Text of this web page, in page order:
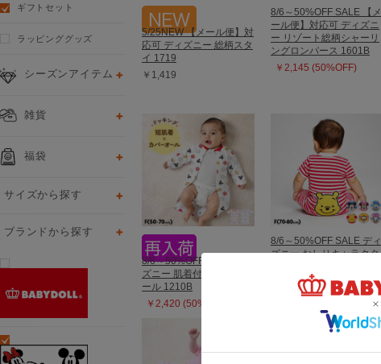
5/25NEW 【メール便】対
応可 ディズニー 総柄スタ
イ 1719
￥1,419
8/6～50%OFF SALE 【メ
ール便】対応可 ディズニ
ー リゾート総柄シャーリ
ングロンパース 1601B
￥2,145 (50%OFF)
8/6～50%OFF SALE ディ
ズニー 肌着付き2WAYオ
ール 1210B
￥2,420 (50%OFF)
8/6～50%OFF SALE ディ
ズニー おしりキャラクタ
￥2,145 (50%OFF)
ギフトセット
ラッピンググッズ
シーズンアイテム
雑貨
福袋
サイズから探す
ブランドから探す